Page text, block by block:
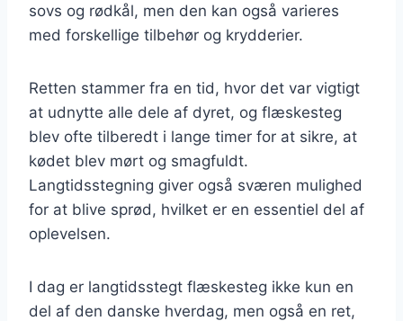
sovs og rødkål, men den kan også varieres
med forskellige tilbehør og krydderier.
Retten stammer fra en tid, hvor det var vigtigt
at udnytte alle dele af dyret, og flæskesteg
blev ofte tilberedt i lange timer for at sikre, at
kødet blev mørt og smagfuldt.
Langtidsstegning giver også sværen mulighed
for at blive sprød, hvilket er en essentiel del af
oplevelsen.
I dag er langtidsstegt flæskesteg ikke kun en
del af den danske hverdag, men også en ret,